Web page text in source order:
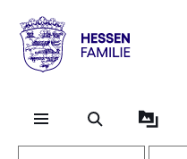
Hessen
Familie